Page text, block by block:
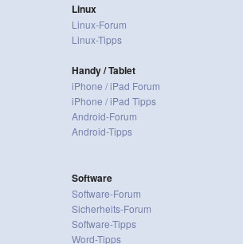
Linux
Linux-Forum
Linux-Tipps
Handy / Tablet
iPhone / iPad Forum
iPhone / iPad Tipps
Android-Forum
Android-Tipps
Software
Software-Forum
Sicherheits-Forum
Software-Tipps
Word-Tipps